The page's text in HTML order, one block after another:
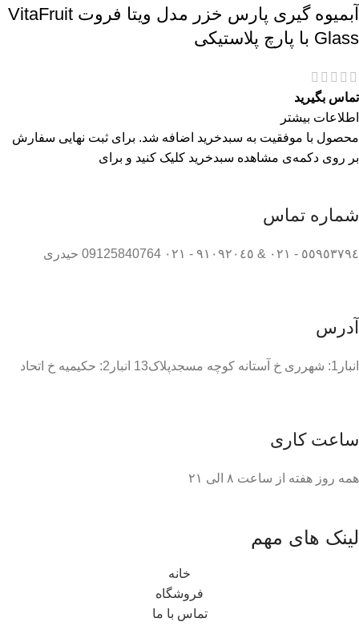
آبمیوه گیری پارس خزر مدل ویتا فروت VitaFruit
Glass با پارچ پلاستیکی
تماس بگیرید
اطلاعات بیشتر
محصول با موفقیت به سبدخرید اضافه شد. برای ثبت نهایی سفارش
بر روی دکمه‌ی مشاهده سبدخرید کلیک کنید و برای
شماره تماس
٥٥٩٥٣٧٩٤ - ٠٢١ & ٩١٠٩٢٠٤٥ - ٠٢١ 09125840764 حیدری
آدرس
انبار1: شهرری خ آستانه کوچه مسجدپلاک13 انبار2: حکیمیه خ اتحاد
ساعت کاری
همه روز هفته از ساعت ٨ الی ۲۱
لینک های مهم
خانه
فروشگاه
تماس با ما